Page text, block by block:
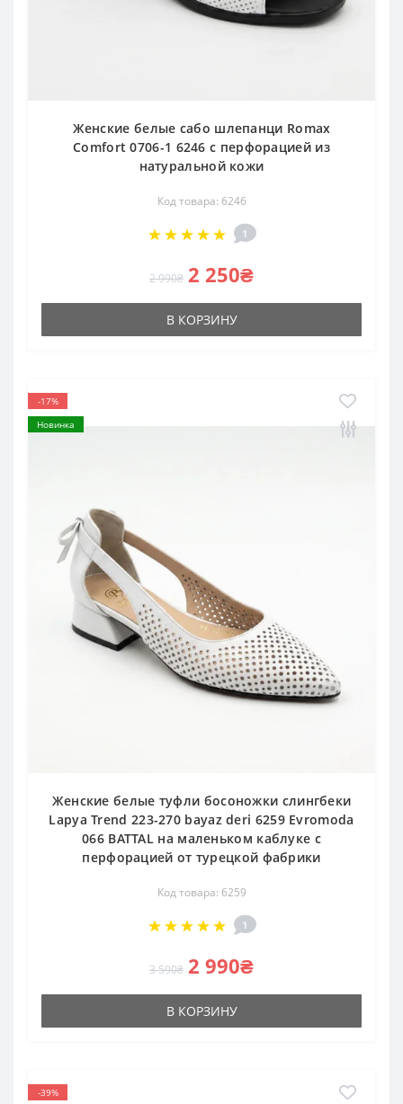
Женские белые сабо шлепанци Romax
Comfort 0706-1 6246 с перфорацией из
натуральной кожи
Код товара: 6246
1
2 990₴ 2 250₴
В КОРЗИНУ
-17%
Новинка
Женские белые туфли босоножки слингбеки
Lapya Trend 223-270 bayaz deri 6259 Evromoda
066 BATTAL на маленьком каблуке с
перфорацией от турецкой фабрики
Код товара: 6259
1
3 590₴ 2 990₴
В КОРЗИНУ
-39%